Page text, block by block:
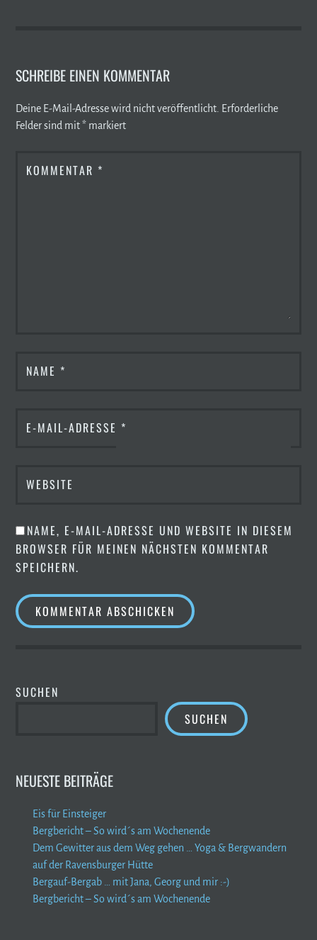
SCHREIBE EINEN KOMMENTAR
Deine E-Mail-Adresse wird nicht veröffentlicht. Erforderliche
Felder sind mit* markiert
KOMMENTAR *
NAME *
E-MAIL-ADRESSE *
WEBSITE
NAME, E-MAIL-ADRESSE UND WEBSITE IN DIESEM
BROWSER FÜR MEINEN NÄCHSTEN KOMMENTAR
SPEICHERN.
SUCHEN
SUCHEN
NEUESTE BEITRÄGE
Eis für Einsteiger
Bergbericht – So wird´s am Wochenende
Dem Gewitter aus dem Weg gehen … Yoga & Bergwandern
auf der Ravensburger Hütte
Bergauf-Bergab … mit Jana, Georg und mir :-)
Bergbericht – So wird´s am Wochenende